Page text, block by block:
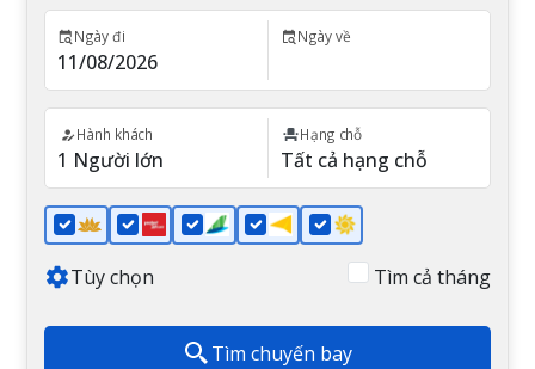
Ngày đi Ngày về
Hành khách Hạng chỗ
Tùy chọn Tìm cả tháng
Tìm chuyến bay